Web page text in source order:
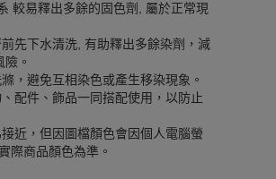
較易釋出多餘的固色劑, 屬於正常現
先下水清洗, 有助釋出多餘染劑，減
。
，避免互相染色或產生移染現象。
配件、飾品一同搭配使用，以防止
近，但因圖檔顏色會因個人電腦螢
際商品顏色為準。